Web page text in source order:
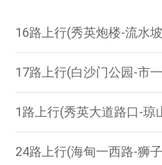
16路上行(秀英炮楼-流水
17路上行(白沙门公园-市
1路上行(秀英大道路口-琼
24路上行(海甸一西路-狮